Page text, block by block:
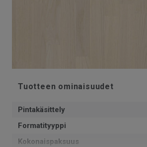
Tuotteen ominaisuudet
Pintakäsittely
Formatityyppi
Kokonaispaksuus